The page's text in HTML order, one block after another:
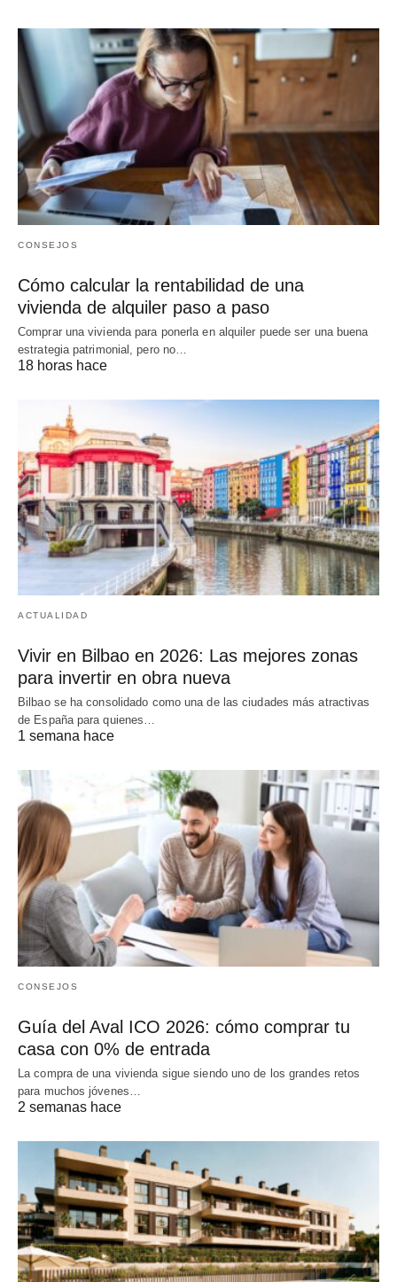
CONSEJOS
Cómo calcular la rentabilidad de una
vivienda de alquiler paso a paso
Comprar una vivienda para ponerla en alquiler puede ser una buena
estrategia patrimonial, pero no…
18 horas hace
ACTUALIDAD
Vivir en Bilbao en 2026: Las mejores zonas
para invertir en obra nueva
Bilbao se ha consolidado como una de las ciudades más atractivas
de España para quienes…
1 semana hace
CONSEJOS
Guía del Aval ICO 2026: cómo comprar tu
casa con 0% de entrada
La compra de una vivienda sigue siendo uno de los grandes retos
para muchos jóvenes…
2 semanas hace